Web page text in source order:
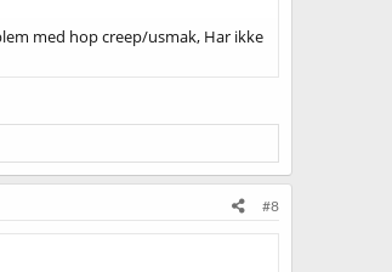
med hop creep/usmak, Har ikke
#8